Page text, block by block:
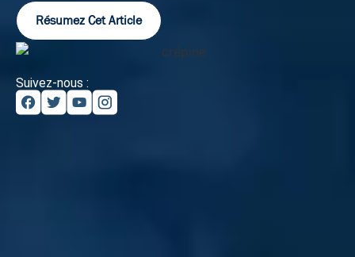
Résumez Cet Article
Suivez-nous :